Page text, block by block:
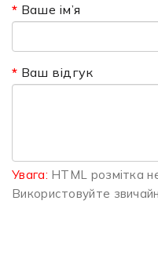
Ваше ім’я
Ваш відгук
Увага: HTML розмітка
Використовуйте